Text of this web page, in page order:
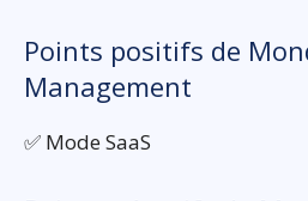
Points positifs de
Management
✅ Mode SaaS